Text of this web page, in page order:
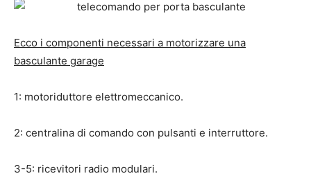
Ecco i componenti necessari a motorizzare una
basculante garage
1: motoriduttore elettromeccanico.
2: centralina di comando con pulsanti e interruttore.
3-5: ricevitori radio modulari.